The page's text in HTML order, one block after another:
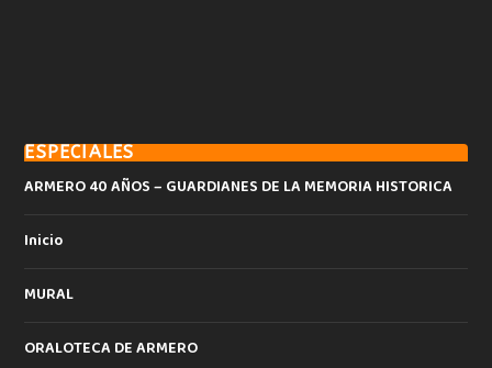
ESPECIALES
ARMERO 40 AÑOS – GUARDIANES DE LA MEMORIA HISTORICA
Inicio
MURAL
ORALOTECA DE ARMERO